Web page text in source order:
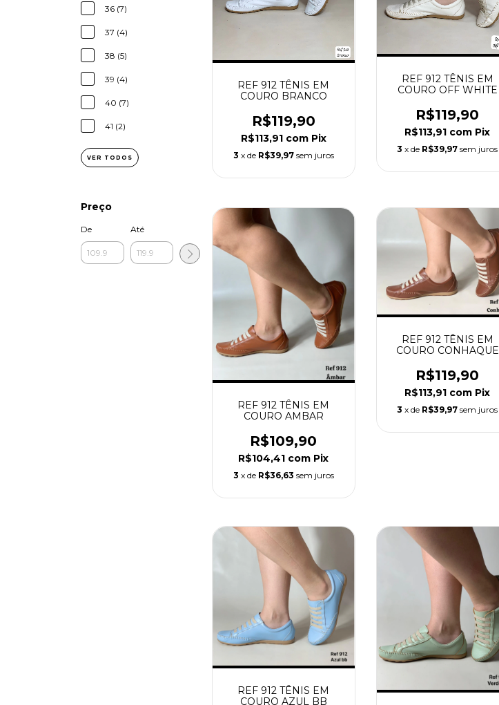
36 (7)
37 (4)
38 (5)
39 (4)
40 (7)
41 (2)
VER TODOS
Preço
De Até
REF 912 TÊNIS EM
COURO BRANCO
R$119,90
R$113,91 com Pix
3 x de R$39,97 sem juros
REF 912 TÊNIS EM
COURO OFF WHITE
R$119,90
R$113,91 com Pix
3 x de R$39,97 sem juros
REF 912 TÊNIS EM
COURO AMBAR
R$109,90
R$104,41 com Pix
3 x de R$36,63 sem juros
REF 912 TÊNIS EM
COURO CONHAQUE
R$119,90
R$113,91 com Pix
3 x de R$39,97 sem juros
REF 912 TÊNIS EM
COURO AZUL BB